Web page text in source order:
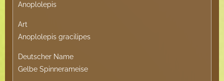
Anoplolepis
Art
Anoplolepis gracilipes
Deutscher Name
Gelbe Spinnerameise